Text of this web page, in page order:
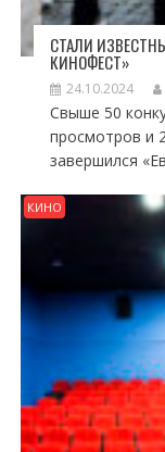
СТАЛИ
КИНОФЕСТ»
24.10.2024
Свыше 50
просмотров и
завершился
КИНО